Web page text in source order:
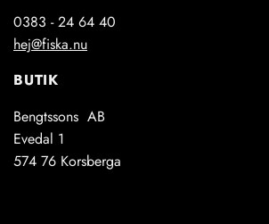
0383 - 24 64 40
hej@fiska.nu
BUTIK
Bengtssons AB
Evedal 1
574 76 Korsberga